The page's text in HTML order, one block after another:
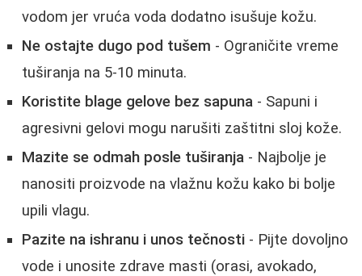
vodom jer vruća voda dodatno isušuje kožu.
Ne ostajte dugo pod tušem - Ograničite vreme
tuširanja na 5-10 minuta.
Koristite blage gelove bez sapuna - Sapuni i
agresivni gelovi mogu narušiti zaštitni sloj kože.
Mazite se odmah posle tuširanja - Najbolje je
nanositi proizvode na vlažnu kožu kako bi bolje
upili vlagu.
Pazite na ishranu i unos tečnosti - Pijte dovoljno
vode i unosite zdrave masti (orasi, avokado,